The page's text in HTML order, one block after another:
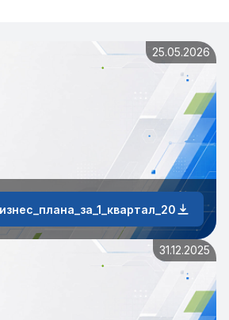
25.05.2026
31.12.2025